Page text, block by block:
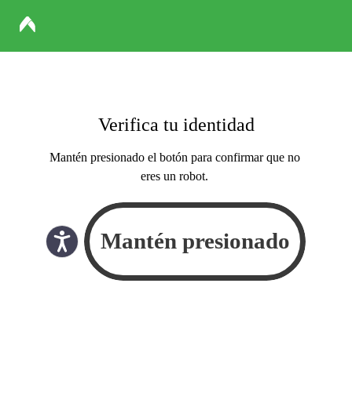
Verifica tu identidad
Mantén presionado el botón para confirmar que no
eres un robot.